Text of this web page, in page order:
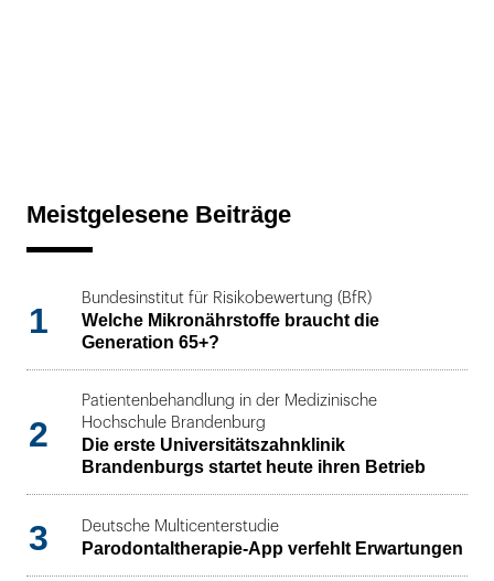
Meistgelesene Beiträge
1
Bundesinstitut für Risikobewertung (BfR)
Welche Mikronährstoffe braucht die
Generation 65+?
2
Patientenbehandlung in der Medizinische
Hochschule Brandenburg
Die erste Universitätszahnklinik
Brandenburgs startet heute ihren Betrieb
3 Deutsche Multicenterstudie
Parodontaltherapie-App verfehlt Erwartungen